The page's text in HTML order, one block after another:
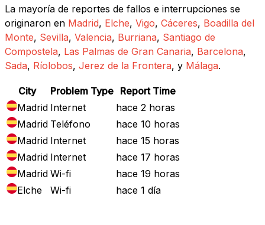
La mayoría de reportes de fallos e interrupciones se
originaron en Madrid, Elche, Vigo, Cáceres, Boadilla del
Monte, Sevilla, Valencia, Burriana, Santiago de
Compostela, Las Palmas de Gran Canaria, Barcelona,
Sada, Ríolobos, Jerez de la Frontera, y Málaga.
City Problem Type Report Time
Madrid Internet
hace 2 horas
Madrid Teléfono
hace 10 horas
Madrid Internet
hace 15 horas
Madrid Internet
hace 17 horas
Madrid Wi-fi
hace 19 horas
Elche
Wi-fi
hace 1 día